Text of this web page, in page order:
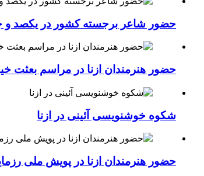
حضور شاعر برجسته کشور در یکصد و
حضور هنرمندان ازنا در مراسم بعثت
شکوه خوشنویسی آئینی در ازنا
حضور هنرمندان ازنا در پویش ملی